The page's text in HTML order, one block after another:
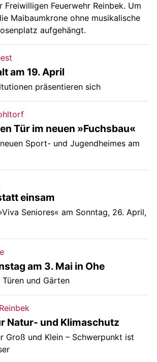
Freiwilligen Feuerwehr Reinbek. Um
Maibaumkrone ohne musikalische
aufgehängt.
am 19. April
präsentieren sich
Tür im neuen »Fuchsbau«
Sport- und Jugendheimes am
einsam
Seniores« am Sonntag, 26. April,
am 3. Mai in Ohe
und Gärten
Natur- und Klimaschutz
Groß und Klein – Schwerpunkt ist